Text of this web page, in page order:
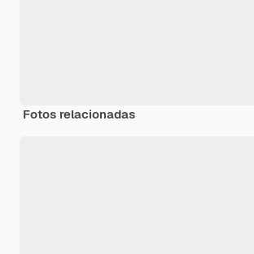
Fotos relacionadas